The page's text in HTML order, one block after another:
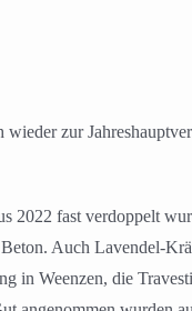
zur
2022 fast verdoppelt
Auch Lavendel-
in Weenzen, die